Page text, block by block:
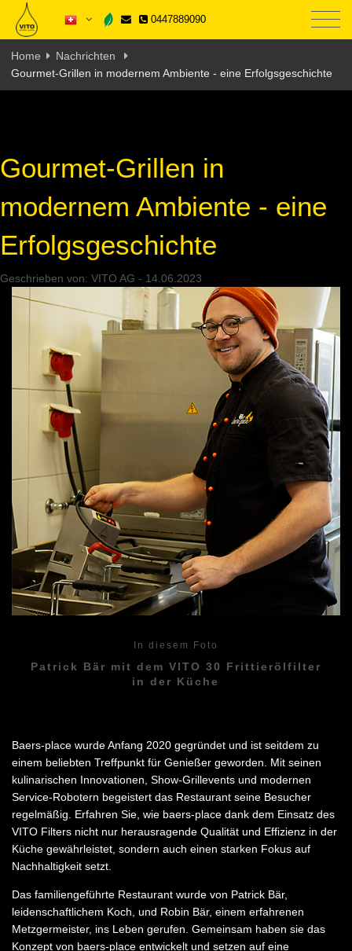
0447889090
Home
Nachrichten
Gourmet-Grillen in modernem Ambiente - eine Erfolgsgeschichte
Gourmet-Grillen in
modernem Ambiente - eine
Erfolgsgeschichte
Geschrieben von: VITO AG - 14.06.2023
In diesem Foto
Patrick Bär mit dem VITO 30 Frittierölfilter
in der Küche
Baers-place wurde Anfang 2020 gegründet und ist seitdem zu
einem beliebten Treffpunkt für Genießer geworden. Mit seinen
kulinarischen Innovationen, Show-Grillevents und modernen
Service-Robotern begeistert das Restaurant seine Besucher
regelmäßig. Erfahren Sie, wie baers-place dank dem Einsatz des
VITO Filters nicht nur herausragende Qualität und Effizienz in der
Küche gewährleistet, sondern auch einen starken Fokus auf
Nachhaltigkeit setzt.
Das familiengeführte Restaurant wurde von Patrick Bär,
leidenschaftlichem Koch, und Robin Bär, einem erfahrenen
Metzgermeister, ins Leben gerufen. Gemeinsam haben sie das
Konzept von baers-place entwickelt und setzen auf eine